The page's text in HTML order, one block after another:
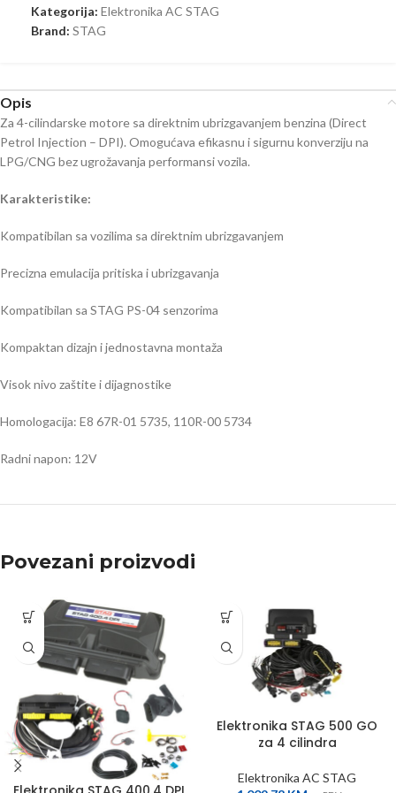
Kategorija: Elektronika AC STAG
Brand: STAG
Opis
Za 4-cilindarske motore sa direktnim ubrizgavanjem benzina (Direct
Petrol Injection – DPI). Omogućava efikasnu i sigurnu konverziju na
LPG/CNG bez ugrožavanja performansi vozila.
Karakteristike:
Kompatibilan sa vozilima sa direktnim ubrizgavanjem
Precizna emulacija pritiska i ubrizgavanja
Kompatibilan sa STAG PS-04 senzorima
Kompaktan dizajn i jednostavna montaža
Visok nivo zaštite i dijagnostike
Homologacija: E8 67R-01 5735, 110R-00 5734
Radni napon: 12V
Povezani proizvodi
Elektronika STAG 500 GO
za 4 cilindra
Elektronika AC STAG